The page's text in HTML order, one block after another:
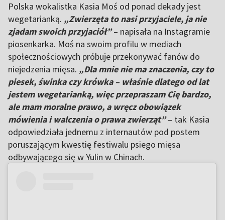
Polska wokalistka Kasia Moś od ponad dekady jest
wegetarianką. „Zwierzęta to nasi przyjaciele, ja nie
zjadam swoich przyjaciół” – napisała na Instagramie
piosenkarka. Moś na swoim profilu w mediach
społecznościowych próbuje przekonywać fanów do
niejedzenia mięsa. „Dla mnie nie ma znaczenia, czy to
piesek, świnka czy krówka – właśnie dlatego od lat
jestem wegetarianką, więc przepraszam Cię bardzo,
ale mam moralne prawo, a wręcz obowiązek
mówienia i walczenia o prawa zwierząt”– tak Kasia
odpowiedziała jednemu z internautów pod postem
poruszającym kwestię festiwalu psiego mięsa
odbywającego się w Yulin w Chinach.